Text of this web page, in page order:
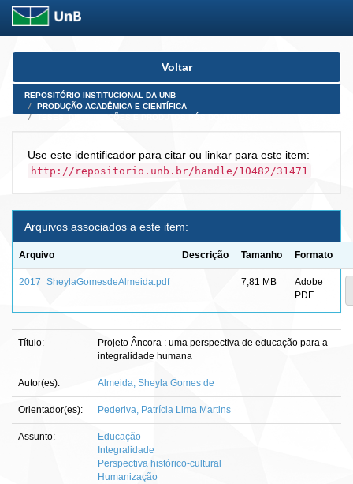
Skip
Voltar
REPOSITÓRIO INSTITUCIONAL DA UNB
PRODUÇÃO ACADÊMICA E CIENTÍFICA
Use este identificador para citar ou linkar para este item:
http://repositorio.unb.br/handle/10482/31471
Arquivos associados a este item:
Arquivo Descrição Tamanho Formato
2017_SheylaGomesdeAlmeida.pdf 7,81 MB
Adobe
PDF
Título:
Projeto Âncora : uma perspectiva de educação para a
integralidade humana
Autor(es): Almeida, Sheyla Gomes de
Orientador(es): Pederiva, Patrícia Lima Martins
Assunto:
Educação
Integralidade
Perspectiva histórico-cultural
Humanização